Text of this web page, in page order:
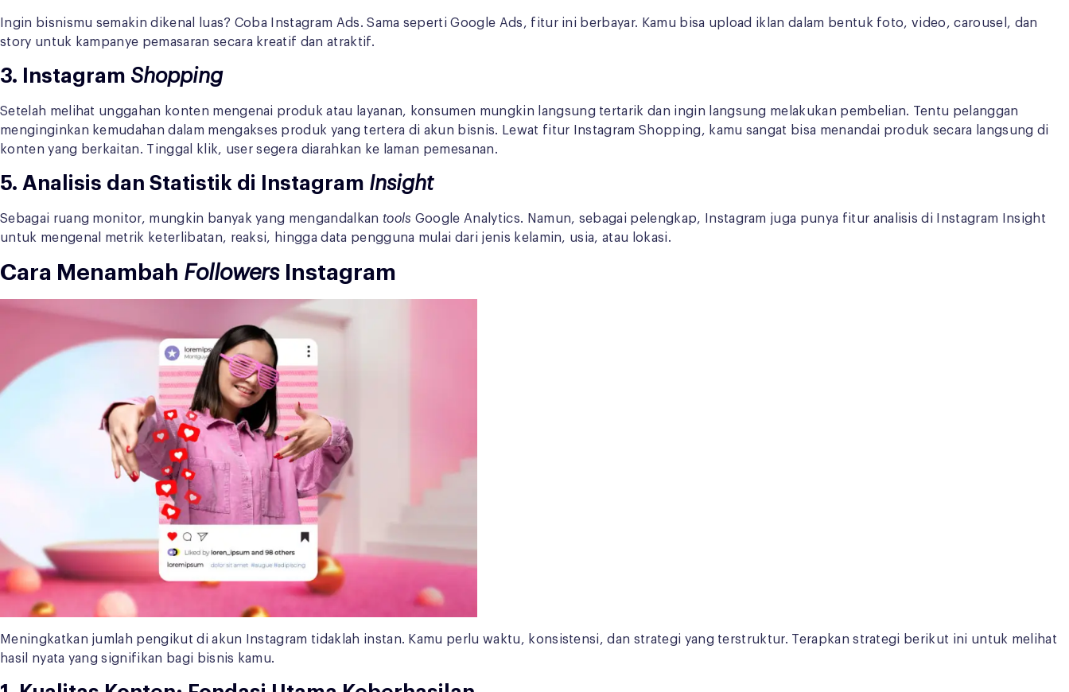
Ingin bisnismu semakin dikenal luas? Coba Instagram Ads. Sama seperti Google Ads, fitur ini berbayar. Kamu bisa upload iklan dalam bentuk foto, video, carousel, dan
story untuk kampanye pemasaran secara kreatif dan atraktif.
3. Instagram Shopping
Setelah melihat unggahan konten mengenai produk atau layanan, konsumen mungkin langsung tertarik dan ingin langsung melakukan pembelian. Tentu pelanggan
menginginkan kemudahan dalam mengakses produk yang tertera di akun bisnis. Lewat fitur Instagram Shopping, kamu sangat bisa menandai produk secara langsung di
konten yang berkaitan. Tinggal klik, user segera diarahkan ke laman pemesanan.
5. Analisis dan Statistik di Instagram Insight
Sebagai ruang monitor, mungkin banyak yang mengandalkan tools Google Analytics. Namun, sebagai pelengkap, Instagram juga punya fitur analisis di Instagram Insight
untuk mengenal metrik keterlibatan, reaksi, hingga data pengguna mulai dari jenis kelamin, usia, atau lokasi.
Cara Menambah Followers Instagram
Meningkatkan jumlah pengikut di akun Instagram tidaklah instan. Kamu perlu waktu, konsistensi, dan strategi yang terstruktur. Terapkan strategi berikut ini untuk melihat
hasil nyata yang signifikan bagi bisnis kamu.